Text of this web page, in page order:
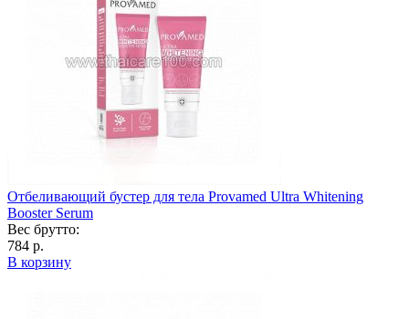
Отбеливающий бустер для тела Provamed Ultra Whitening
Booster Serum
Вес брутто:
784 р.
В корзину